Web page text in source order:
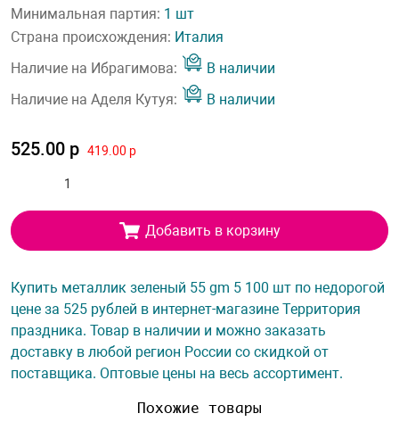
Минимальная партия: 1 шт
Страна происхождения: Италия
Наличие на Ибрагимова:
В наличии
Наличие на Аделя Кутуя:
В наличии
525.00 р 419.00 р
Добавить в корзину
Купить металлик зеленый 55 gm 5 100 шт по недорогой
цене за 525 рублей в интернет-магазине Территория
праздника. Товар в наличии и можно заказать
доставку в любой регион России со скидкой от
поставщика. Оптовые цены на весь ассортимент.
Похожие товары